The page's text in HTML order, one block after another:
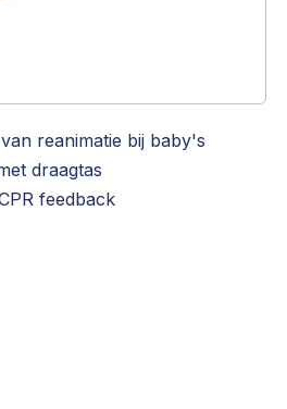
reanimatie bij baby's
draagtas
feedback